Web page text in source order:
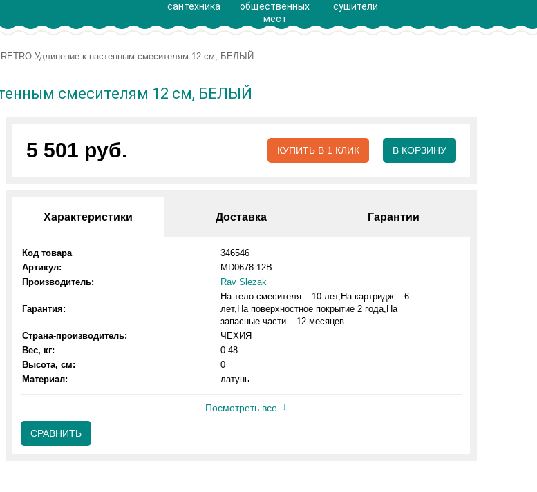
сантехника
общественных
мест
сушители
RETRO Удлинение к настенным смесителям 12 см, БЕЛЫЙ
смесителям 12 см, БЕЛЫЙ
5 501 руб. КУПИТЬ В 1 КЛИК В КОРЗИНУ
Характеристики Доставка Гарантии
Код товара
346546
Артикул:
MD0678-12B
Производитель:
Rav Slezak
Гарантия:
На тело смесителя – 10 лет,На картридж – 6
лет,На поверхностное покрытие 2 года,На
запасные части – 12 месяцев
Страна-производитель:
ЧЕХИЯ
Вес, кг:
0.48
Высота, см:
0
Материал:
латунь
Посмотреть все
СРАВНИТЬ